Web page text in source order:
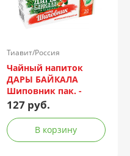
Тиавит/Россия
Чайный напиток
ДАРЫ БАЙКАЛА
Шиповник пак. -
фильтр №20
127 руб.
В корзину